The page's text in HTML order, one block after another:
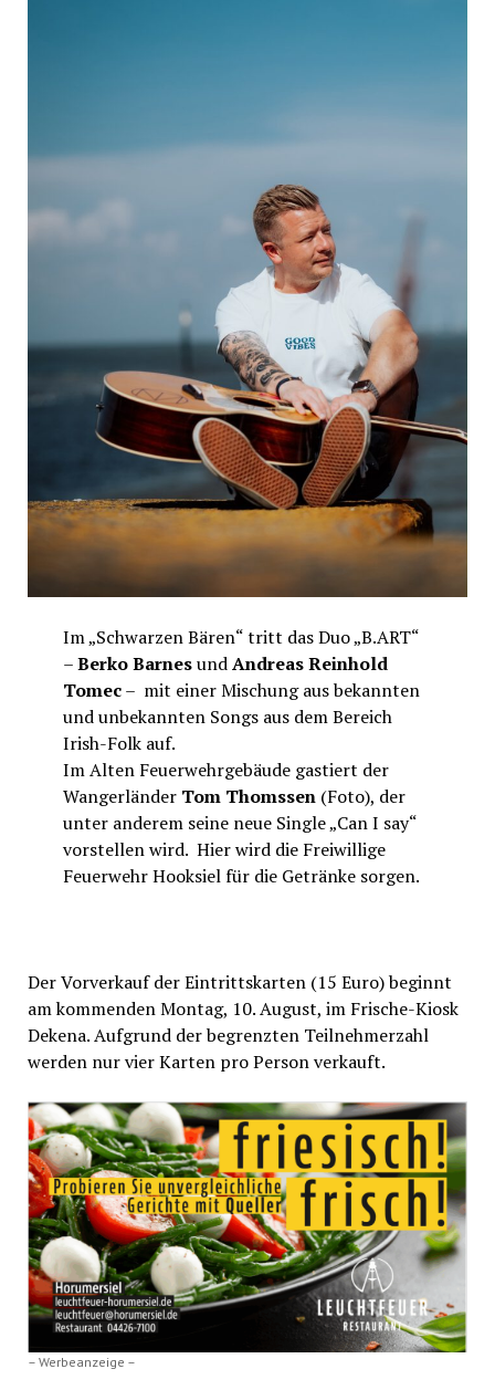
Im „Schwarzen Bären“ tritt das Duo „B.ART“
–Berko BarnesundAndreas Reinhold
Tomec– mit einer Mischung aus bekannten
und unbekannten Songs aus dem Bereich
Irish-Folk auf.
Im Alten Feuerwehrgebäude gastiert der
Wangerländer Tom Thomssen(Foto), der
unter anderem seine neue Single „Can I say“
vorstellen wird. Hier wird die Freiwillige
Feuerwehr Hooksiel für die Getränke sorgen.
Der Vorverkauf der Eintrittskarten (15 Euro) beginnt
am kommenden Montag, 10. August, im Frische-Kiosk
Dekena. Aufgrund der begrenzten Teilnehmerzahl
werden nur vier Karten pro Person verkauft.
– Werbeanzeige –